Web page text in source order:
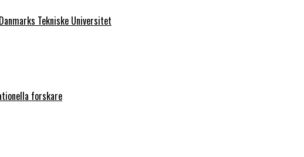
Tekniske Universitet
forskare